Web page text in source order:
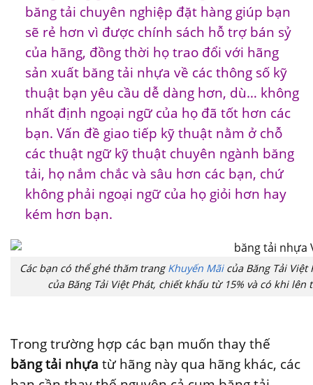
băng tải chuyên nghiệp đặt hàng giúp bạn
sẽ rẻ hơn vì được chính sách hỗ trợ bán sỷ
của hãng, đồng thời họ trao đổi với hãng
sản xuất băng tải nhựa về các thông số kỹ
thuật bạn yêu cầu dễ dàng hơn, dù… không
nhất định ngoại ngữ của họ đã tốt hơn các
bạn. Vấn đề giao tiếp kỹ thuật nằm ở chỗ
các thuật ngữ kỹ thuật chuyên ngành băng
tải, họ nắm chắc và sâu hơn các bạn, chứ
không phải ngoại ngữ của họ giỏi hơn hay
kém hơn bạn.
Các bạn có thể ghé thăm trangKhuyến Mãicủa Băng Tải Việt
của Băng Tải Việt Phát, chiết khấu từ 15% và có khi
Trong trường hợp các bạn muốn thay thế
băng tải nhựa từ hãng này qua hãng khác, các